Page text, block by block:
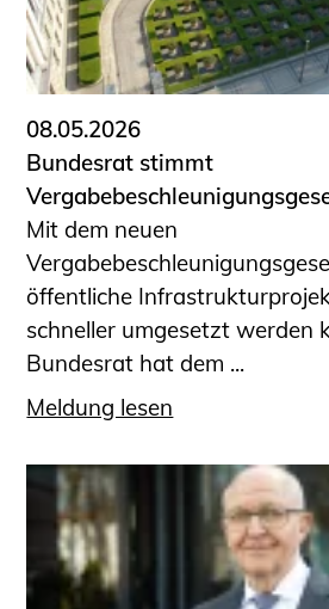
08.05.2026
Bundesrat stimmt
Mit dem neuen
öffentliche
schneller umgesetzt werden
Bundesrat hat dem ...
Meldung lesen